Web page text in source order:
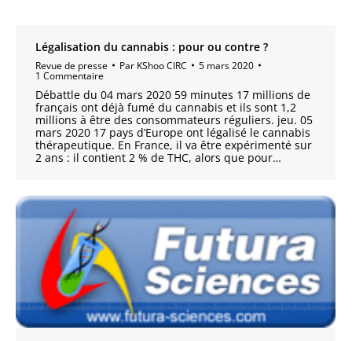
Légalisation du cannabis : pour ou contre ?
Revue de presse Par KShoo CIRC 5 mars 2020
1 Commentaire
Débattle du 04 mars 2020 59 minutes 17 millions de
français ont déjà fumé du cannabis et ils sont 1,2
millions à être des consommateurs réguliers. jeu. 05
mars 2020 17 pays d’Europe ont légalisé le cannabis
thérapeutique. En France, il va être expérimenté sur
2 ans : il contient 2 % de THC, alors que pour…